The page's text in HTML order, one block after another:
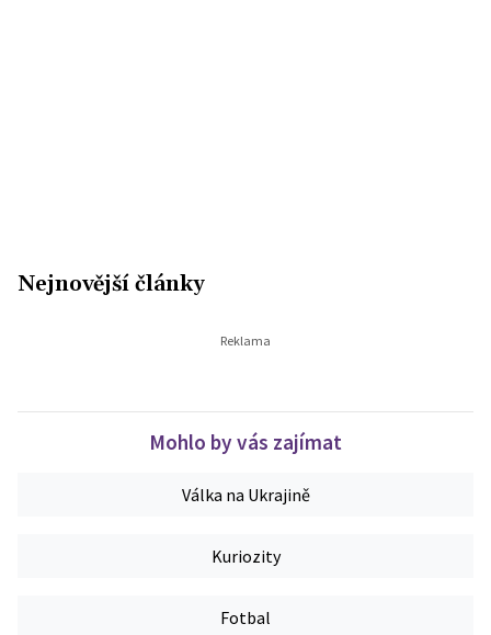
Nejnovější články
Mohlo by vás zajímat
Válka na Ukrajině
Kuriozity
Fotbal